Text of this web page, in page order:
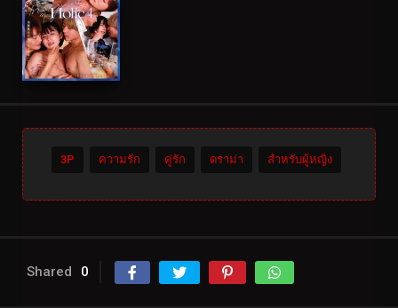
3P ความรัก คู่รัก ดราม่า สำหรับผู้หญิง
Shared 0